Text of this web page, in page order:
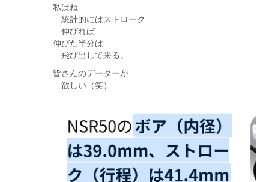
私はね
統計的にはストローク
伸びれば
伸びた半分は
飛び出して来る。
皆さんのデーターが
欲しい（笑）